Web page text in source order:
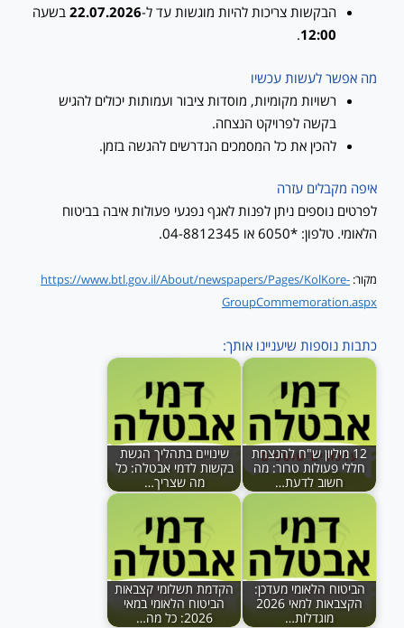
הבקשות צריכות להיות מוגשות עד ל-22.07.2026 בשעה
12:00
.
מה אפשר לעשות עכשיו
רשויות מקומיות, מוסדות ציבור ועמותות יכולים להגיש
בקשה לפרויקט הנצחה.
להכין את כל המסמכים הנדרשים להגשה בזמן.
איפה מקבלים עזרה
לפרטים נוספים ניתן לפנות לאגף נפגעי פעולות איבה בביטוח
הלאומי. טלפון: *6050 או 04-8812345.
מקור: https://www.btl.gov.il/About/newspapers/Pages/KolKore-
GroupCommemoration.aspx
כתבות נוספות שיעניינו אותך:
12 מיליון ש"ח להנצחת
חללי פעולות טרור: מה
חשוב לדעת…
שינויים בתהליך הגשת
בקשות לדמי אבטלה: כל
מה שצריך…
הביטוח הלאומי מעדכן:
הקצבאות למאי 2026
מוגדלות…
הקדמת תשלומי קצבאות
הביטוח הלאומי במאי
2026: כל מה…